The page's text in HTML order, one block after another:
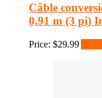
Câble
0,91 m (3 pi)
Price: $29.99